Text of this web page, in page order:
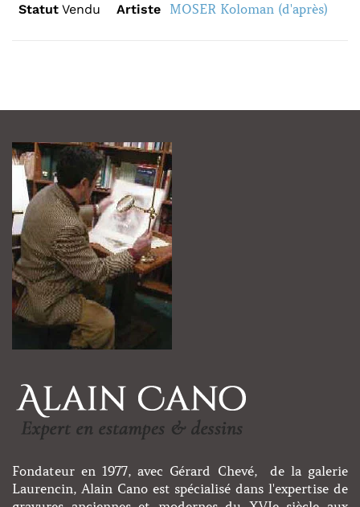
Statut Vendu Artiste MOSER Koloman (d'après)
Fondateur en 1977, avec Gérard Chevé, de la galerie
Laurencin, Alain Cano est spécialisé dans l'expertise de